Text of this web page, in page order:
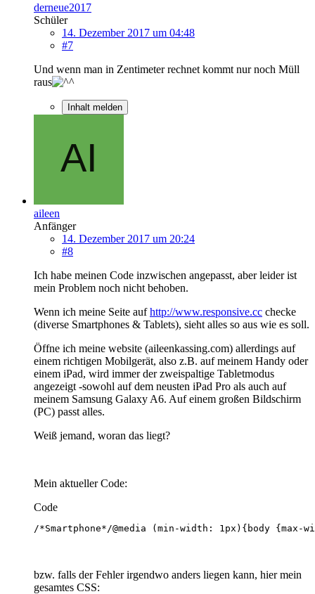
derneue2017
Schüler
14. Dezember 2017 um 04:48
#7
Und wenn man in Zentimeter rechnet kommt nur noch Müll
raus
Inhalt melden
aileen
Anfänger
14. Dezember 2017 um 20:24
#8
Ich habe meinen Code inzwischen angepasst, aber leider ist
mein Problem noch nicht behoben.
Wenn ich meine Seite aufhttp://www.responsive.cc checke
(diverse Smartphones & Tablets), sieht alles so aus wie es soll.
Öffne ich meine website (aileenkassing.com) allerdings auf
einem richtigen Mobilgerät, also z.B. auf meinem Handy oder
einem iPad, wird immer der zweispaltige Tabletmodus
angezeigt -sowohl auf dem neusten iPad Pro als auch auf
meinem Samsung Galaxy A6. Auf einem großen Bildschirm
(PC) passt alles.
Weiß jemand, woran das liegt?
Mein aktueller Code:
Code
/*Smartphone*/@media (min-width: 1px){body
bzw. falls der Fehler irgendwo anders liegen kann, hier mein
gesamtes CSS: